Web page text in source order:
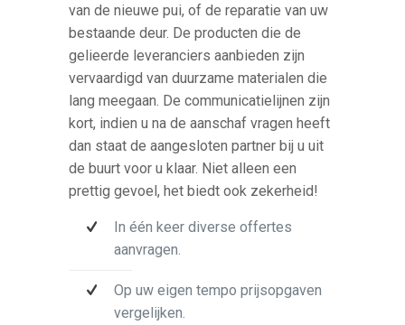
van de nieuwe pui, of de reparatie van uw
bestaande deur. De producten die de
gelieerde leveranciers aanbieden zijn
vervaardigd van duurzame materialen die
lang meegaan. De communicatielijnen zijn
kort, indien u na de aanschaf vragen heeft
dan staat de aangesloten partner bij u uit
de buurt voor u klaar. Niet alleen een
prettig gevoel, het biedt ook zekerheid!
In één keer diverse offertes
aanvragen.
Op uw eigen tempo prijsopgaven
vergelijken.